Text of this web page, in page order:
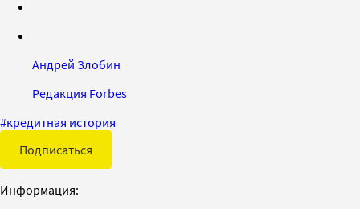
Андрей Злобин
Редакция Forbes
#кредитная история
Подписаться
Информация: